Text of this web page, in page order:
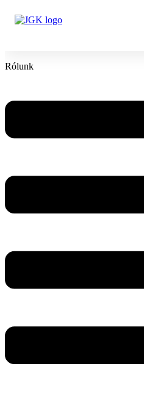
Rólunk